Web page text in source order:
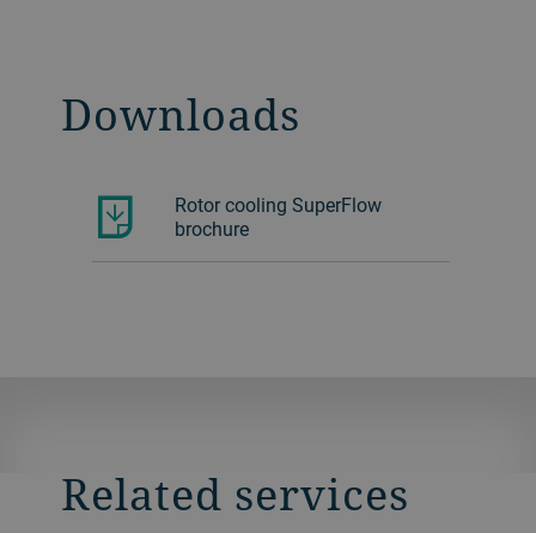
Downloads
Rotor cooling SuperFlow
brochure
Related services